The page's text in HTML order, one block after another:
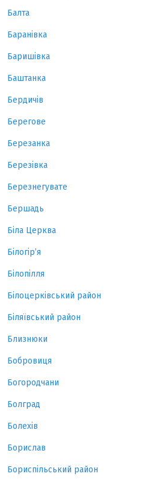
Балта
Баранівка
Баришівка
Баштанка
Бердичів
Берегове
Березанка
Березівка
Березнегувате
Бершадь
Біла Церква
Білогір’я
Білопілля
Білоцерківський район
Біляївський район
Близнюки
Бобровиця
Богородчани
Болград
Болехів
Борислав
Бориспільський район